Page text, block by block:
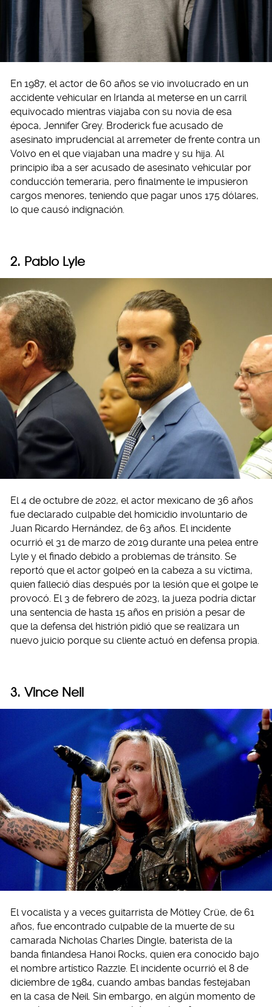
En 1987, el actor de 60 años se vio involucrado en un
accidente vehicular en Irlanda al meterse en un carril
equivocado mientras viajaba con su novia de esa
época, Jennifer Grey. Broderick fue acusado de
asesinato imprudencial al arremeter de frente contra un
Volvo en el que viajaban una madre y su hija. Al
principio iba a ser acusado de asesinato vehicular por
conducción temeraria, pero finalmente le impusieron
cargos menores, teniendo que pagar unos 175 dólares,
lo que causó indignación.
2. Pablo Lyle
El 4 de octubre de 2022, el actor mexicano de 36 años
fue declarado culpable del homicidio involuntario de
Juan Ricardo Hernández, de 63 años. El incidente
ocurrió el 31 de marzo de 2019 durante una pelea entre
Lyle y el finado debido a problemas de tránsito. Se
reportó que el actor golpeó en la cabeza a su víctima,
quien falleció días después por la lesión que el golpe le
provocó. El 3 de febrero de 2023, la jueza podría dictar
una sentencia de hasta 15 años en prisión a pesar de
que la defensa del histrión pidió que se realizara un
nuevo juicio porque su cliente actuó en defensa propia.
3. Vince Neil
El vocalista y a veces guitarrista de Mötley Crüe, de 61
años, fue encontrado culpable de la muerte de su
camarada Nicholas Charles Dingle, baterista de la
banda finlandesa Hanoi Rocks, quien era conocido bajo
el nombre artístico Razzle. El incidente ocurrió el 8 de
diciembre de 1984, cuando ambas bandas festejaban
en la casa de Neil. Sin embargo, en algún momento de